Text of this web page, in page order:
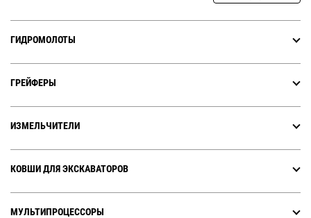
ГИДРОМОЛОТЫ
ГРЕЙФЕРЫ
ИЗМЕЛЬЧИТЕЛИ
КОВШИ ДЛЯ ЭКСКАВАТОРОВ
МУЛЬТИПРОЦЕССОРЫ